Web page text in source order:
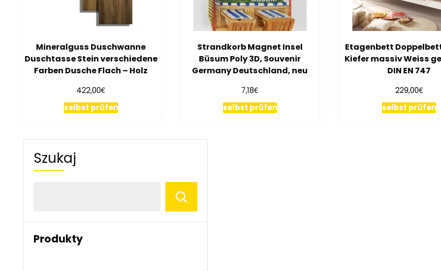
Mineralguss Duschwanne
Duschtasse Stein verschiedene
Farben Dusche Flach – Holz
422,00€
selbst prüfen
Strandkorb Magnet Insel
Büsum Poly 3D, Souvenir
Germany Deutschland, neu
7,18€
selbst prüfen
Etagenbett
Kiefer massiv Weiss
DIN EN 747
229,00€
selbst prüfen
Szukaj
Produkty